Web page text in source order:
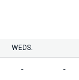
WEDS.
- -